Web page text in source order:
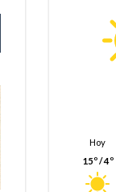
Hoy
15º / 4º